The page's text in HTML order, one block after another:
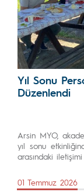
Yıl Sonu
Düzenlendi
Arsin MYO,
yıl sonu
arasındaki
01 Temmuz 2026